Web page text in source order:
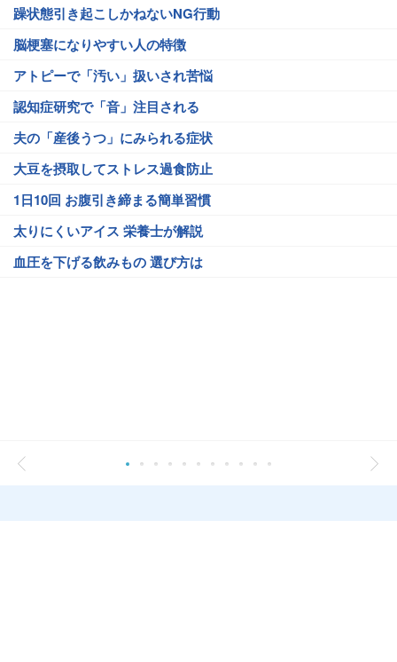
躁状態引き起こしかねないNG行動
脳梗塞になりやすい人の特徴
アトピーで「汚い」扱いされ苦悩
認知症研究で「音」注目される
夫の「産後うつ」にみられる症状
大豆を摂取してストレス過食防止
1日10回 お腹引き締まる簡単習慣
太りにくいアイス 栄養士が解説
血圧を下げる飲みもの 選び方は